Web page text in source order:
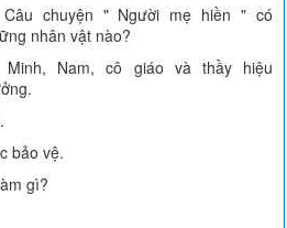
chuyện " Người mẹ hiền " có
nhân vật nào?
Nam, cô giáo và thầy hiệu
bảo vệ.
gì?